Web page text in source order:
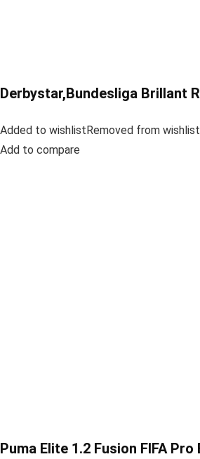
Derbystar,Bundesliga Brillant
Added to wishlistRemoved from
Add to compare
Puma Elite 1.2 Fusion FIFA Pro